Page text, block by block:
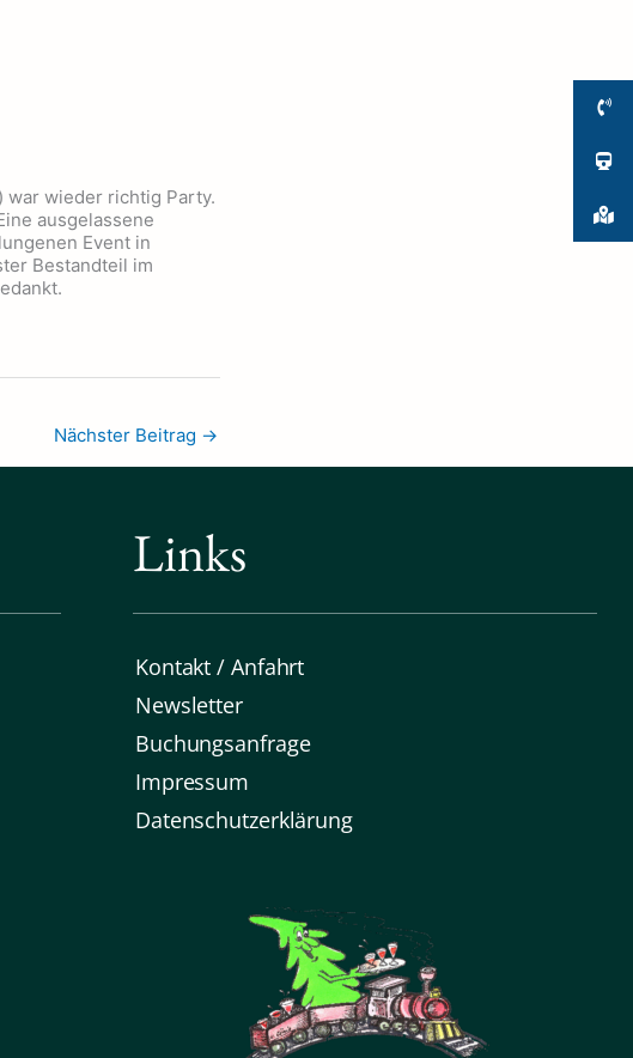
war wieder richtig Party.
ausgelassene
Event in
Bestandteil im
Nächster Beitrag →
Links
Kontakt / Anfahrt
Newsletter
Buchungsanfrage
Impressum
Datenschutz­erklärung